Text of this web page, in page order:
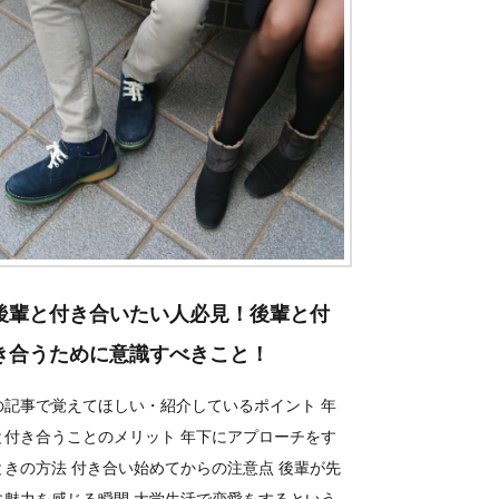
輩と付き合いたい人必見！後輩と付
合うために意識すべきこと！
記事で覚えてほしい・紹介しているポイント 年
付き合うことのメリット 年下にアプローチをす
きの方法 付き合い始めてからの注意点 後輩が先